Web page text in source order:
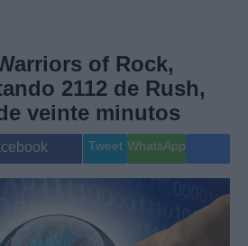
Gente
Musica
of Rock,
2112 de Rush,
veinte minutos
Tweet WhatsApp